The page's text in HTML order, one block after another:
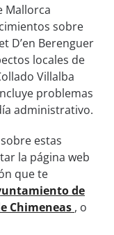
Mallorca
sobre
D’en Berenguer
locales de
Villalba
problemas
administrativo.
estas
la página web
que te
de
Chimeneas , o